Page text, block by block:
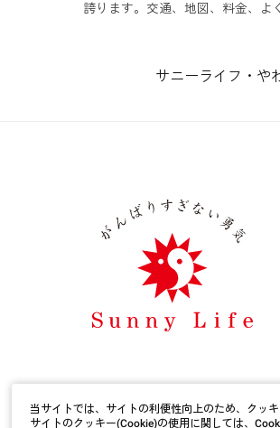
看取り・ターミナルケア
介護ベッド付居室
広い居室
機械浴・特殊浴
病院・クリニック併設
誇ります。交通、地図、料金、よ
サニーライフ・や
当サイトでは、サイトの利便性向上のため、クッ
サイトのクッキー(Cookie)の使用に関しては、